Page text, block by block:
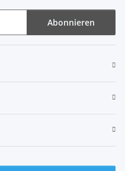
Abonnieren